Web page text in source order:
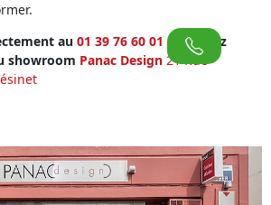
au 01 39 76 60 01 ou venez
showroom Panac Design 21 Rue